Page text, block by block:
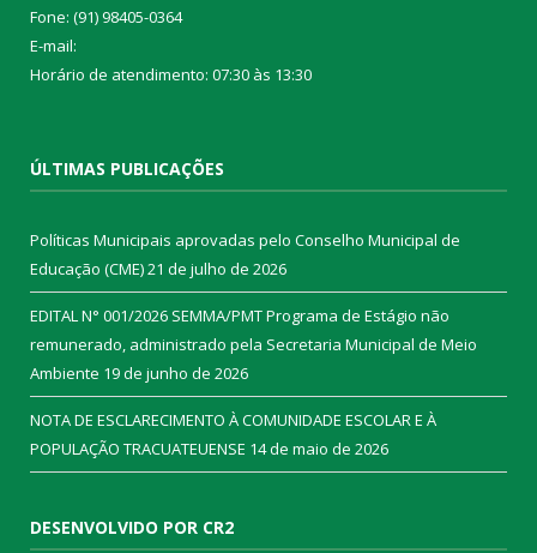
Fone: (91) 98405-0364
E-mail:
Horário de atendimento: 07:30 às 13:30
ÚLTIMAS PUBLICAÇÕES
Políticas Municipais aprovadas pelo Conselho Municipal de
Educação (CME)21 de julho de 2026
EDITAL N° 001/2026 SEMMA/PMT Programa de Estágio não
remunerado, administrado pela Secretaria Municipal de Meio
Ambiente 19 de junho de 2026
NOTA DE ESCLARECIMENTO À COMUNIDADE ESCOLAR E À
POPULAÇÃO TRACUATEUENSE 14 de maio de 2026
DESENVOLVIDO POR CR2